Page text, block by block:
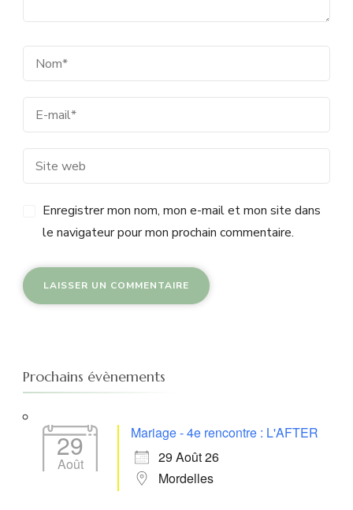
Enregistrer mon nom, mon e-mail et mon site dans
le navigateur pour mon prochain commentaire.
Prochains évènements
29
Août
Mariage - 4e rencontre : L'AFTER
29 Août 26
Mordelles